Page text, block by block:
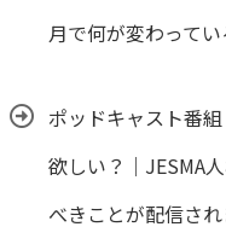
月で何が変わって
ポッドキャスト番
欲しい？｜JESMA
べきことが配信され